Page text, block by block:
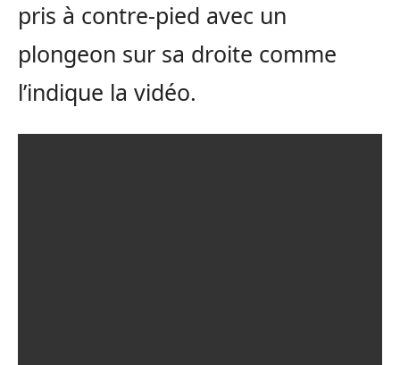
pris à contre-pied avec un
plongeon sur sa droite comme
l’indique la vidéo.